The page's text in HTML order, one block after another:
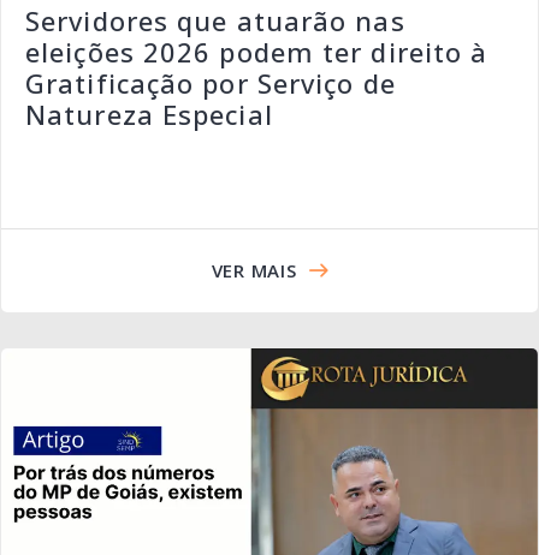
Servidores que atuarão nas
eleições 2026 podem ter direito à
Gratificação por Serviço de
Natureza Especial
VER MAIS